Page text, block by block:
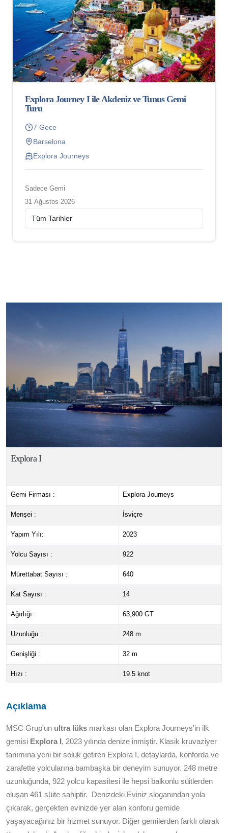
Explora Journey I ile Akdeniz ve Tunus Gemi
Turu
7 Gece
Barselona
Explora Journeys
Sadece Gemi
31 Ağustos 2026
Explora I
Gemi Firması : Explora Journeys
Menşei : İsviçre
Yapım Yılı: 2023
Yolcu Sayısı : 922
Mürettabat Sayısı : 640
Kat Sayısı : 14
Ağırlığı : 63,900 GT
Uzunluğu : 248 m
Genişliği : 32 m
Hızı : 19.5 knot
Açıklama
MSC Grup'un ultra lüks markası olan Explora Journeys'in ilk
gemisi Explora I, 2023 yılında denize inmiştir. Klasik kruvaziyer
tanımına yeni bir soluk getiren Explora I, detaylarda, konforda ve
zarafette yolcularına bambaşka bir deneyim sunuyor. 248 metre
uzunluğunda, 922 yolcu kapasitesi ile hepsi balkonlu süitlerden
oluşan 461 süite sahiptir. Denizdeki Eviniz sloganından yola
çıkarak, gerçekten evinizde yer alan konforu gemide
yaşayacağınız bir hizmet sunuyor. Diğer gemilerden farklı olarak